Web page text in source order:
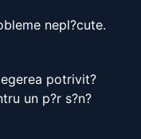
nepl?cute.
potrivit?
un p?r s?n?